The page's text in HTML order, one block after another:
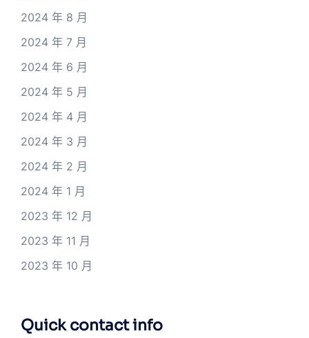
2024 年 8 月
2024 年 7 月
2024 年 6 月
2024 年 5 月
2024 年 4 月
2024 年 3 月
2024 年 2 月
2024 年 1 月
2023 年 12 月
2023 年 11 月
2023 年 10 月
Quick contact info